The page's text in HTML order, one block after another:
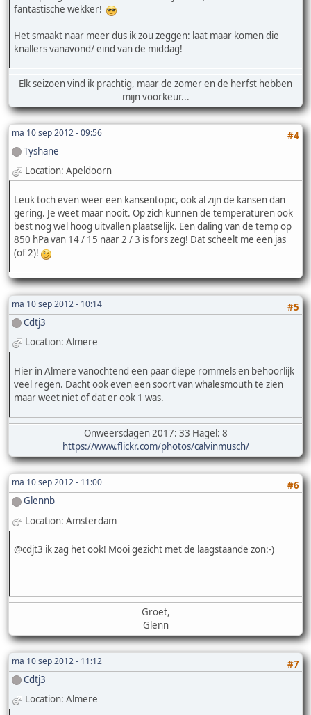
fantastische wekker!
Het smaakt naar meer dus ik zou zeggen: laat maar komen die
knallers vanavond/ eind van de middag!
Elk seizoen vind ik prachtig, maar de zomer en de herfst hebben
mijn voorkeur...
ma 10 sep 2012 - 09:56
#4
Tyshane
Location: Apeldoorn
Leuk toch even weer een kansentopic, ook al zijn de kansen dan
gering. Je weet maar nooit. Op zich kunnen de temperaturen ook
best nog wel hoog uitvallen plaatselijk. Een daling van de temp op
850 hPa van 14 / 15 naar 2 / 3 is fors zeg! Dat scheelt me een jas
(of 2)!
ma 10 sep 2012 - 10:14
#5
Cdtj3
Location: Almere
Hier in Almere vanochtend een paar diepe rommels en behoorlijk
veel regen. Dacht ook even een soort van whalesmouth te zien
maar weet niet of dat er ook 1 was.
Onweersdagen 2017: 33 Hagel: 8
https://www.flickr.com/photos/calvinmusch/
ma 10 sep 2012 - 11:00
#6
Glennb
Location: Amsterdam
@cdjt3 ik zag het ook! Mooi gezicht met de laagstaande zon:-)
Groet,
Glenn
ma 10 sep 2012 - 11:12
#7
Cdtj3
Location: Almere